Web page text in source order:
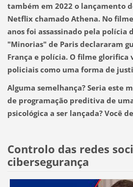
também em 2022 o lançamento
Netflix chamado Athena. No
anos foi assassinado pela polícia
"Minorias" de Paris declararam
França e polícia. O filme glorifica
policiais como uma forma de
Alguma semelhança?Seria este
de programação preditiva de
psicológica a ser lançada? Você
Controlo das redes
cibersegurança